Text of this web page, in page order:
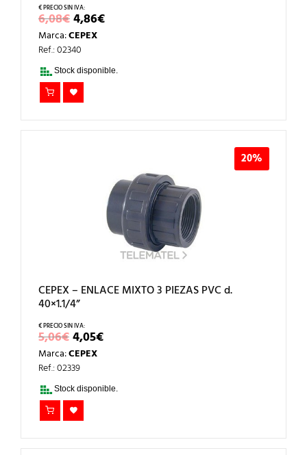
6,08€EL
PRECIO
ORIGINAL
ERA:
6,08€.
4,86€EL
PRECIO
4,86€.
Marca:CEPEX
Ref.: 02340
Stock disponible.
20%
CEPEX – ENLACE MIXTO 3 PIEZAS PVC d.
40×1.1/4”
5,06€EL
PRECIO
ORIGINAL
ERA:
5,06€.
4,05€EL
PRECIO
4,05€.
Marca:CEPEX
Ref.: 02339
Stock disponible.